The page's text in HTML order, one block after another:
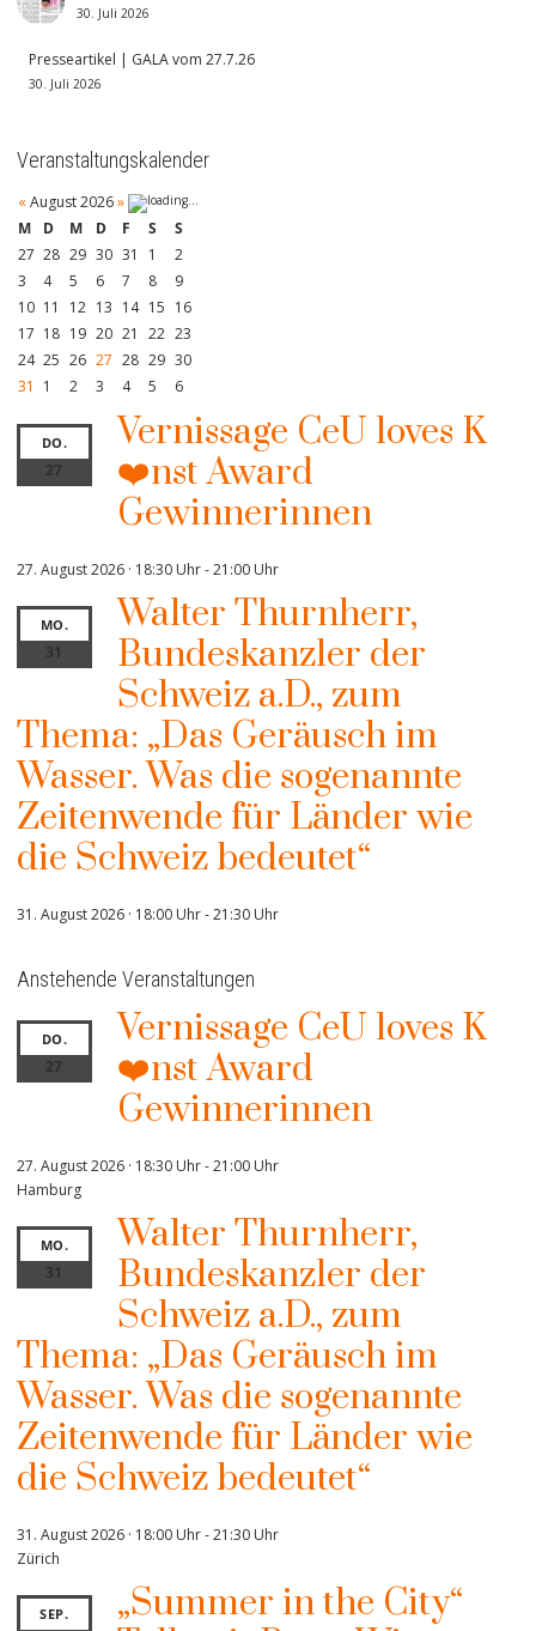
30. Juli 2026
Presseartikel | GALA vom 27.7.26
30. Juli 2026
Veranstaltungskalender
« August 2026»
M
D M D F S
S
27 28 29 30 31 1
2
3
4 5 6 7 8
9
10 11 12 13 14 15 16
17 18 19 20 21 22 23
24 25 26 27 28 29 30
31
1 2 3 4 5 6
DO.
27
Vernissage CeU loves K
❤️nst Award
Gewinnerinnen
27. August 2026 · 18:30 Uhr-21:00 Uhr
MO.
31
Walter Thurnherr,
Bundeskanzler der
Schweiz a.D., zum
Thema: „Das Geräusch im
Wasser. Was die sogenannte
Zeitenwende für Länder wie
die Schweiz bedeutet“
31. August 2026 · 18:00 Uhr-21:30 Uhr
Anstehende Veranstaltungen
DO.
27
Vernissage CeU loves K
❤️nst Award
Gewinnerinnen
27. August 2026 · 18:30 Uhr-21:00 Uhr
Hamburg
MO.
31
Walter Thurnherr,
Bundeskanzler der
Schweiz a.D., zum
Thema: „Das Geräusch im
Wasser. Was die sogenannte
Zeitenwende für Länder wie
die Schweiz bedeutet“
31. August 2026 · 18:00 Uhr-21:30 Uhr
Zürich
SEP.
„Summer in the City“